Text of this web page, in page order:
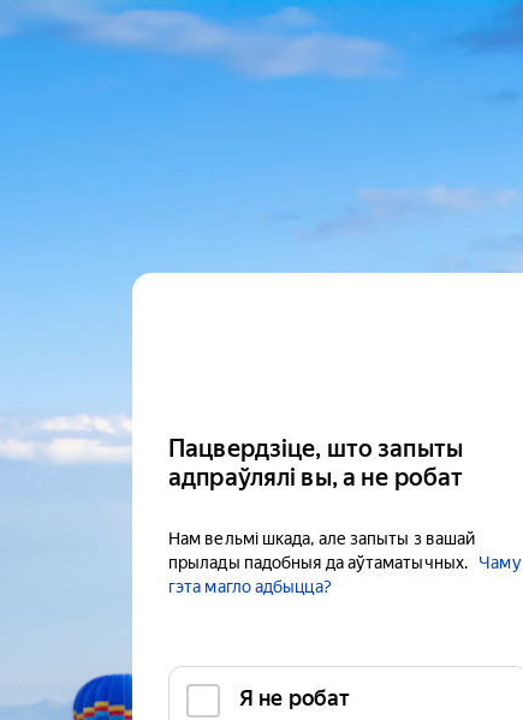
Пацвердзіце, што запыты
адпраўлялі вы, а не робат
Нам вельмі шкада, але запыты з вашай
прылады падобныя да аўтаматычных.
Чаму
гэта магло адбыцца?
Я не робат